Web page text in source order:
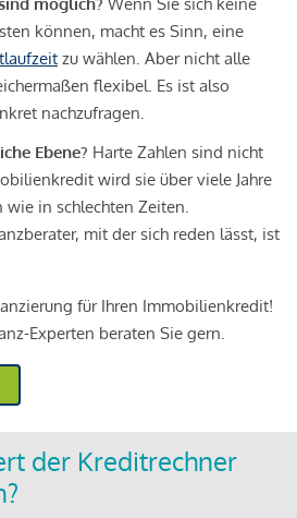
können, macht es Sinn, eine
zu wählen. Aber nicht alle
flexibel. Es ist also
nachzufragen.
Ebene? Harte Zahlen sind nicht
wird sie über viele Jahre
in schlechten Zeiten.
mit der sich reden lässt, ist
für Ihren Immobilienkredit!
Experten beraten Sie gern.
der Kreditrechner